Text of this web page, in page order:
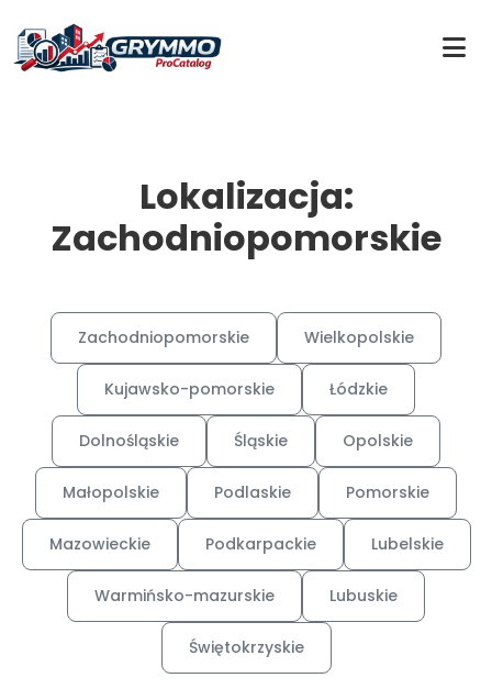
Lokalizacja:
Zachodniopomorskie
Zachodniopomorskie Wielkopolskie
Kujawsko-pomorskie Łódzkie
Dolnośląskie Śląskie Opolskie
Małopolskie Podlaskie Pomorskie
Mazowieckie Podkarpackie Lubelskie
Warmińsko-mazurskie Lubuskie
Świętokrzyskie